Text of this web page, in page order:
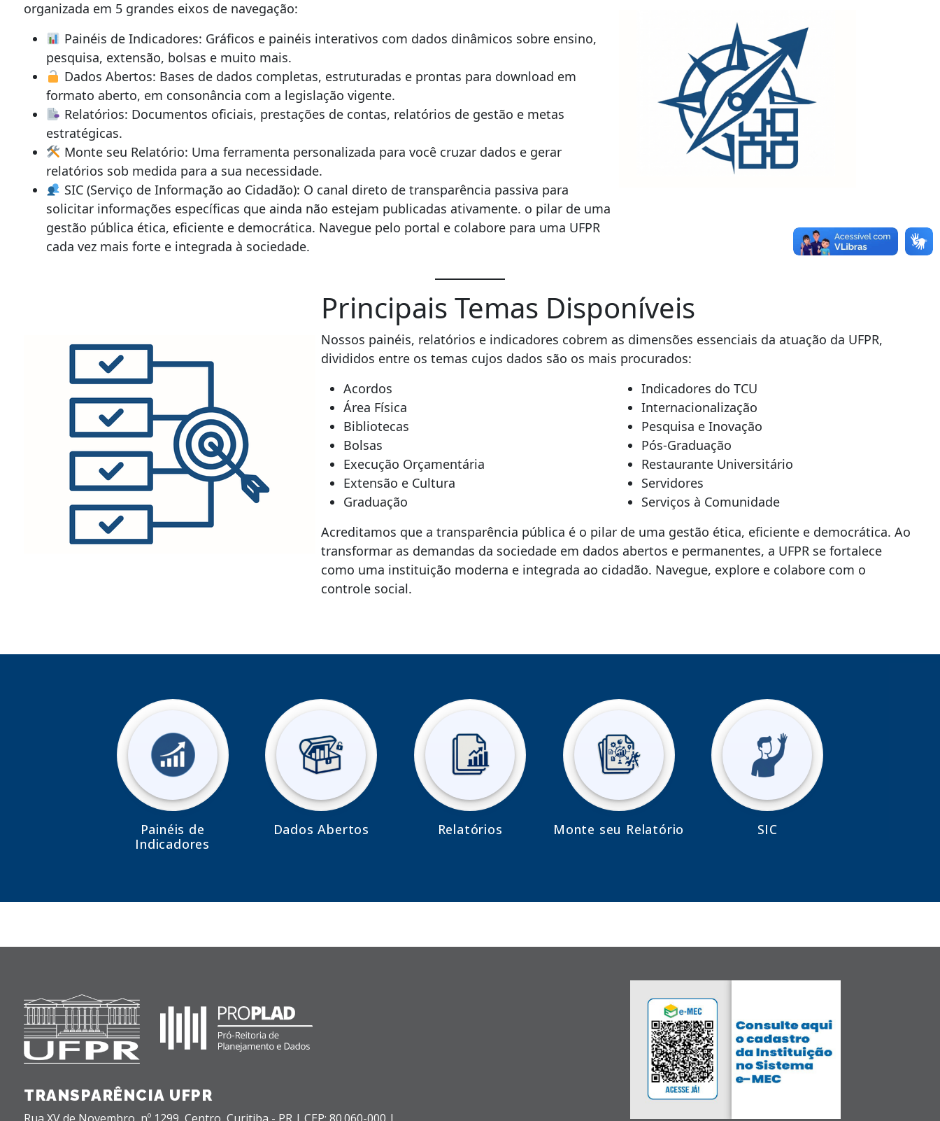
organizada em 5 grandes eixos de navegação:
Painéis de Indicadores: Gráficos e painéis interativos com dados dinâmicos sobre ensino,
pesquisa, extensão, bolsas e muito mais.
Dados Abertos: Bases de dados completas, estruturadas e prontas para download em
formato aberto, em consonância com a legislação vigente.
Relatórios: Documentos oficiais, prestações de contas, relatórios de gestão e metas
estratégicas.
Monte seu Relatório: Uma ferramenta personalizada para você cruzar dados e gerar
relatórios sob medida para a sua necessidade.
SIC (Serviço de Informação ao Cidadão): O canal direto de transparência passiva para
solicitar informações específicas que ainda não estejam publicadas ativamente. o pilar de uma
gestão pública ética, eficiente e democrática. Navegue pelo portal e colabore para uma UFPR
cada vez mais forte e integrada à sociedade.
Principais Temas Disponíveis
Nossos painéis, relatórios e indicadores cobrem as dimensões essenciais da atuação da UFPR,
divididos entre os temas cujos dados são os mais procurados:
Acordos
Área Física
Bibliotecas
Bolsas
Execução Orçamentária
Extensão e Cultura
Graduação
Indicadores do TCU
Internacionalização
Pesquisa e Inovação
Pós-Graduação
Restaurante Universitário
Servidores
Serviços à Comunidade
Acreditamos que a transparência pública é o pilar de uma gestão ética, eficiente e democrática. Ao
transformar as demandas da sociedade em dados abertos e permanentes, a UFPR se fortalece
como uma instituição moderna e integrada ao cidadão. Navegue, explore e colabore com o
controle social.
Painéis de
Indicadores
Dados Abertos Relatórios Monte seu Relatório SIC
TRANSPARÊNCIA UFPR